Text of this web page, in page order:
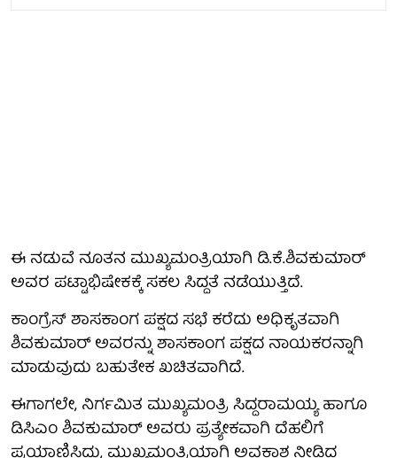
ಈ ನಡುವೆ ನೂತನ ಮುಖ್ಯಮಂತ್ರಿಯಾಗಿ ಡಿ.ಕೆ.ಶಿವಕುಮಾರ್
ಅವರ ಪಟ್ಟಾಭಿಷೇಕಕ್ಕೆ ಸಕಲ ಸಿದ್ದತೆ ನಡೆಯುತ್ತಿದೆ.
ಕಾಂಗ್ರೆಸ್ ಶಾಸಕಾಂಗ ಪಕ್ಷದ ಸಭೆ ಕರೆದು ಅಧಿಕೃತವಾಗಿ
ಶಿವಕುಮಾರ್ ಅವರನ್ನು ಶಾಸಕಾಂಗ ಪಕ್ಷದ ನಾಯಕರನ್ನಾಗಿ
ಮಾಡುವುದು ಬಹುತೇಕ ಖಚಿತವಾಗಿದೆ.
ಈಗಾಗಲೇ, ನಿರ್ಗಮಿತ ಮುಖ್ಯಮಂತ್ರಿ ಸಿದ್ದರಾಮಯ್ಯ ಹಾಗೂ
ಡಿಸಿಎಂ ಶಿವಕುಮಾರ್ ಅವರು ಪ್ರತ್ಯೇಕವಾಗಿ ದೆಹಲಿಗೆ